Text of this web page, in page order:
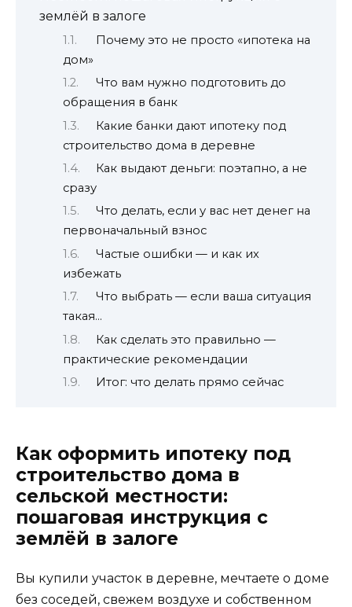
землёй в залоге
Почему это не просто «ипотека на
дом»
Что вам нужно подготовить до
обращения в банк
Какие банки дают ипотеку под
строительство дома в деревне
Как выдают деньги: поэтапно, а не
сразу
Что делать, если у вас нет денег на
первоначальный взнос
Частые ошибки — и как их
избежать
Что выбрать — если ваша ситуация
такая…
Как сделать это правильно —
практические рекомендации
Итог: что делать прямо сейчас
Как оформить ипотеку под
строительство дома в
сельской местности:
пошаговая инструкция с
землёй в залоге
Вы купили участок в деревне, мечтаете о доме
без соседей, свежем воздухе и собственном